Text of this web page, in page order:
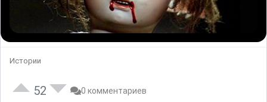
Истории
52 0 комментариев